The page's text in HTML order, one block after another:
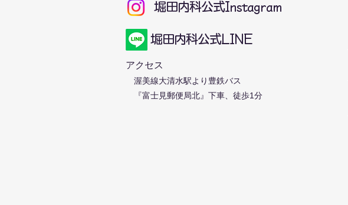
​堀田内科公式Instagram
​堀田内科公式LINE
アクセス
渥美線大清水駅より豊鉄バス
『富士見郵便局北』下車、徒歩1分